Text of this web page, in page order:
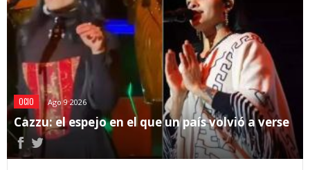
OCIO Ago 9 2026
Cazzu: el espejo en el que un país volvió a verse